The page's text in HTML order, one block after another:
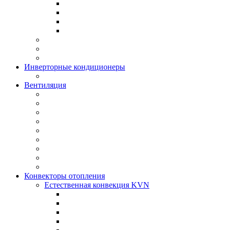
Инверторные кондиционеры
Вентиляция
Конвекторы отопления
Естественная конвекция KVN